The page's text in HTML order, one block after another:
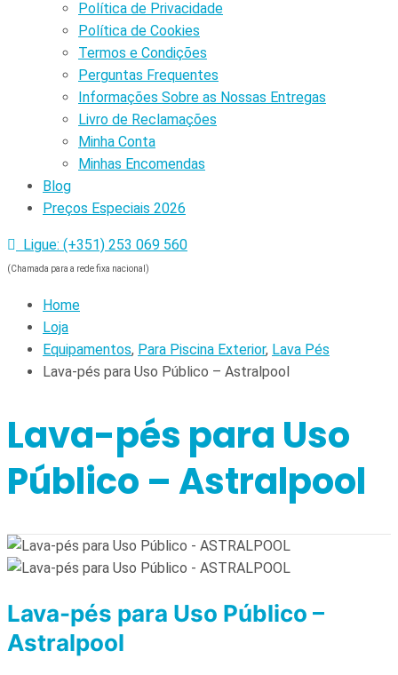
Política de Privacidade
Política de Cookies
Termos e Condições
Perguntas Frequentes
Informações Sobre as Nossas Entregas
Livro de Reclamações
Minha Conta
Minhas Encomendas
Blog
Preços Especiais 2026
Ligue: (+351) 253 069 560
(Chamada para a rede fixa nacional)
Home
Loja
Equipamentos, Para Piscina Exterior, Lava Pés
Lava-pés para Uso Público – Astralpool
Lava-pés para Uso
Público – Astralpool
Lava-pés para Uso Público –
Astralpool